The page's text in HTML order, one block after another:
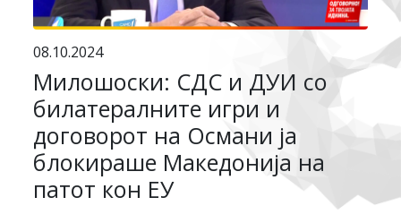
08.10.2024
Милошоски: СДС и ДУИ со
билатералните игри и
договорот на Османи ја
блокираше Македонија на
патот кон ЕУ